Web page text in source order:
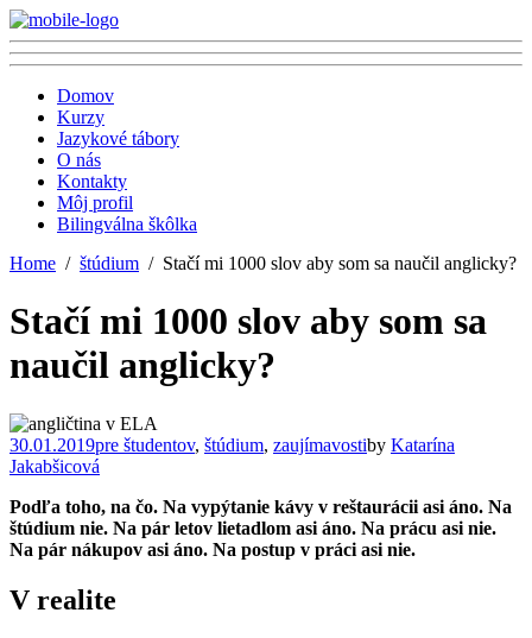
Domov
Kurzy
Jazykové tábory
O nás
Kontakty
Môj profil
Bilingválna škôlka
Home
štúdium Stačí mi 1000 slov aby som sa naučil anglicky?
Stačí mi 1000 slov aby som sa
naučil anglicky?
30.01.2019pre študentov, štúdium, zaujímavostiby Katarína
Jakabšicová
Podľa toho, na čo. Na vypýtanie kávy v reštaurácii asi áno. Na
štúdium nie. Na pár letov lietadlom asi áno. Na prácu asi nie.
Na pár nákupov asi áno. Na postup v práci asi nie.
V realite